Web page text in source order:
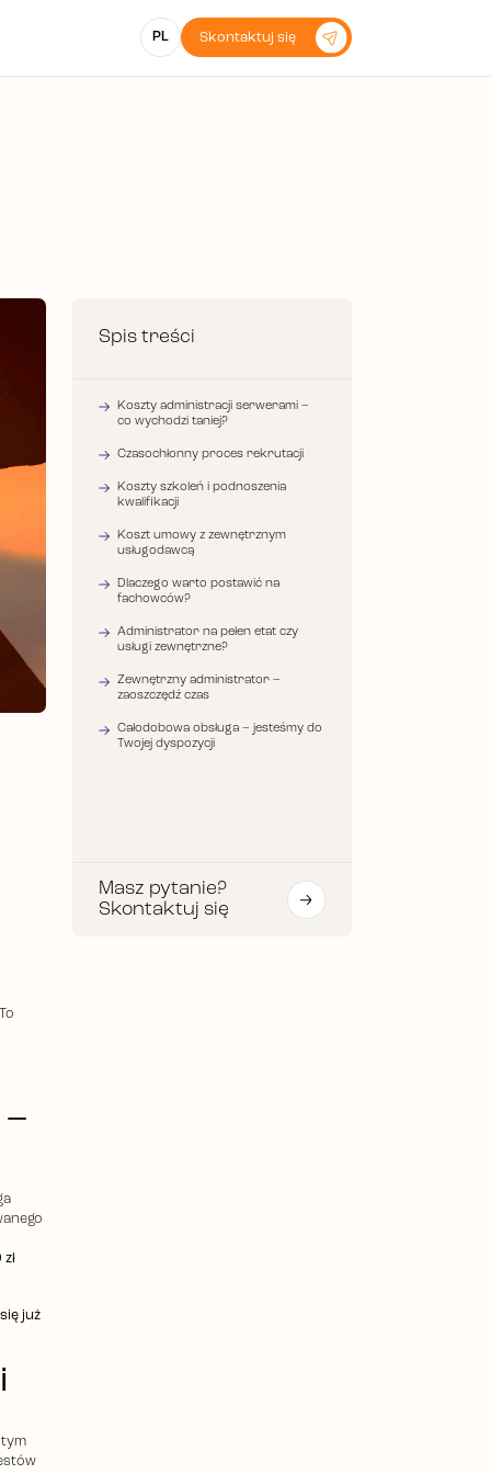
PL Skontaktuj się
Spis treści
Koszty administracji serwerami –
co wychodzi taniej?
Czasochłonny proces rekrutacji
Koszty szkoleń i podnoszenia
kwalifikacji
Koszt umowy z zewnętrznym
usługodawcą
Dlaczego warto postawić na
fachowców?
Administrator na pełen etat czy
usługi zewnętrzne?
Zewnętrzny administrator –
zaoszczędź czas
Całodobowa obsługa – jesteśmy do
Twojej dyspozycji
Masz pytanie?
Skontaktuj się
już
tym